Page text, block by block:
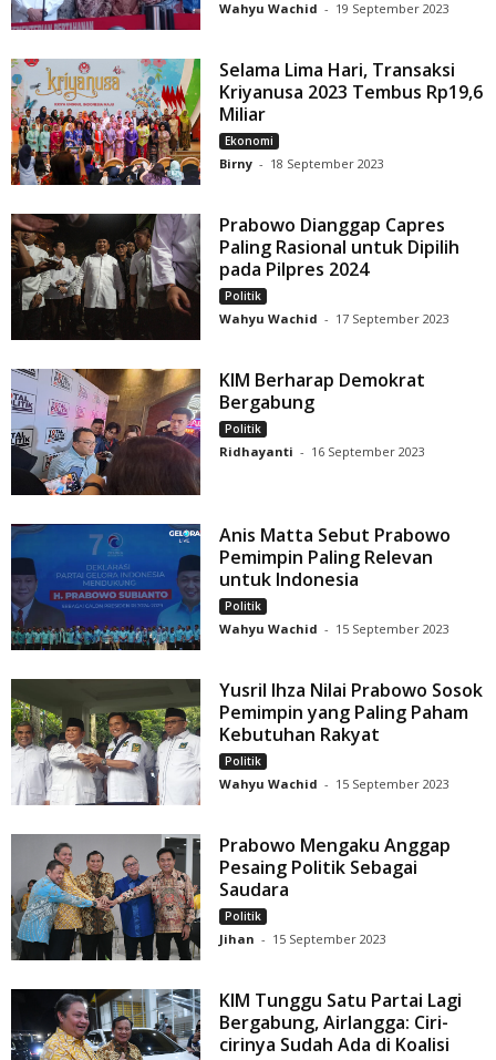
Wahyu Wachid - 19 September 2023
Selama Lima Hari, Transaksi
Kriyanusa 2023 Tembus Rp19,6
Miliar
Ekonomi
Birny - 18 September 2023
Prabowo Dianggap Capres
Paling Rasional untuk Dipilih
pada Pilpres 2024
Politik
Wahyu Wachid - 17 September 2023
KIM Berharap Demokrat
Bergabung
Politik
Ridhayanti - 16 September 2023
Anis Matta Sebut Prabowo
Pemimpin Paling Relevan
untuk Indonesia
Politik
Wahyu Wachid - 15 September 2023
Yusril Ihza Nilai Prabowo Sosok
Pemimpin yang Paling Paham
Kebutuhan Rakyat
Politik
Wahyu Wachid - 15 September 2023
Prabowo Mengaku Anggap
Pesaing Politik Sebagai
Saudara
Politik
Jihan - 15 September 2023
KIM Tunggu Satu Partai Lagi
Bergabung, Airlangga: Ciri-
cirinya Sudah Ada di Koalisi